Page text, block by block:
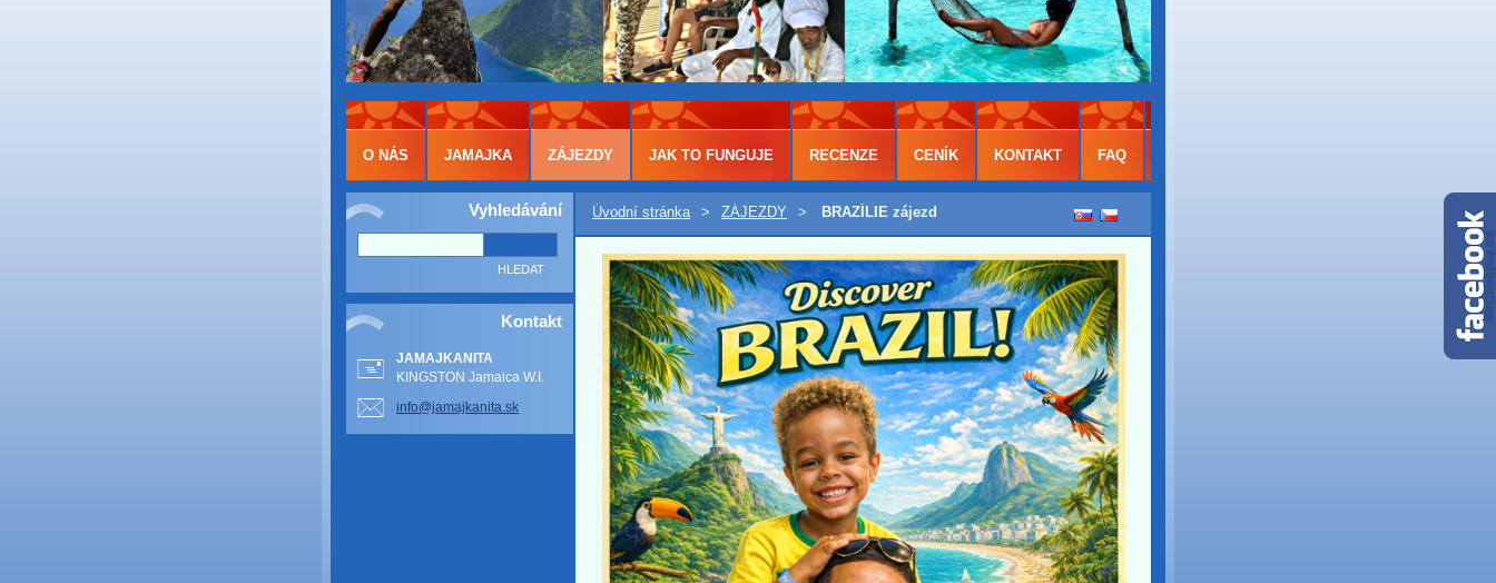
Vyhledávání
Kontakt
JAMAJKANITA
KINGSTON Jamaica W.I.
info@jamajkanita.sk
Úvodní stránka > ZÁJEZDY > BRAZÍLIE zájezd
O NÁS JAMAJKA ZÁJEZDY JAK TO FUNGUJE RECENZE CENÍK KONTAKT FAQ